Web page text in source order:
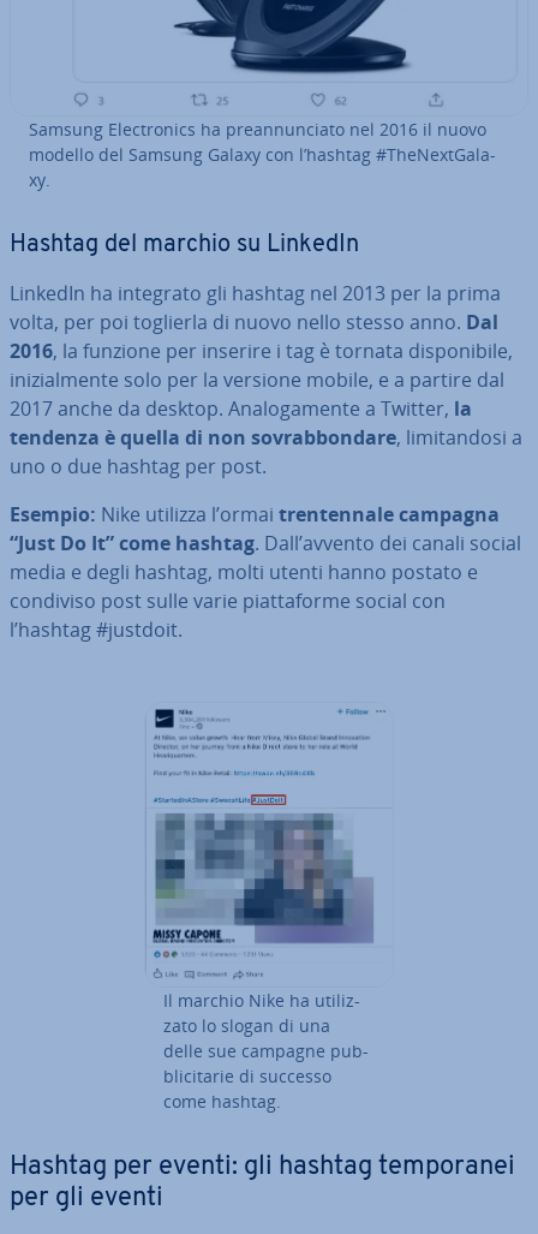
Samsung Elec­tro­nics ha pre­an­nun­cia­to nel 2016 il nuovo
modello del Samsung Galaxy con l’hashtag #The­Next­Ga­la­
xy.
Hashtag del marchio su LinkedIn
LinkedIn ha integrato gli hashtag nel 2013 per la prima
volta, per poi toglierla di nuovo nello stesso anno. Dal
2016, la funzione per inserire i tag è tornata di­spo­ni­bi­le,
ini­zial­men­te solo per la versione mobile, e a partire dal
2017 anche da desktop. Ana­lo­ga­men­te a Twitter, la
tendenza è quella di non so­vrab­bon­da­re, li­mi­tan­do­si a
uno o due hashtag per post.
Esempio: Nike utilizza l’ormai tren­ten­na­le campagna
“Just Do It” come hashtag. Dall’avvento dei canali social
media e degli hashtag, molti utenti hanno postato e
condiviso post sulle varie piat­ta­for­me social con
l’hashtag #justdoit.
Il marchio Nike ha uti­liz­
za­to lo slogan di una
delle sue campagne pub­
bli­ci­ta­rie di successo
come hashtag.
Hashtag per eventi: gli hashtag tem­po­ra­nei
per gli eventi